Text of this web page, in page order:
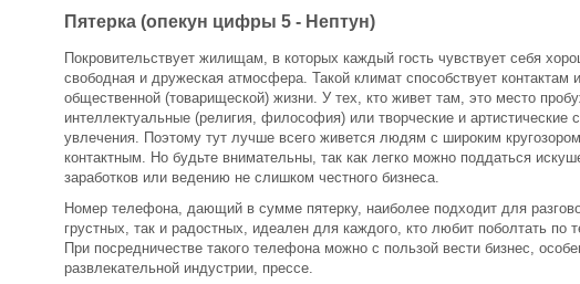
Пятерка (опекун цифры 5 - Нептун)
Покровительствует жилищам, в которых каждый гость чувствует себя
свободная и дружеская атмосфера. Такой климат способствует контактам
общественной (товарищеской) жизни. У тех, кто живет там, это место
интеллектуальные (религия, философия) или творческие и артистические
увлечения. Поэтому тут лучше всего живется людям с широким
контактным. Но будьте внимательны, так как легко можно поддаться
заработков или ведению не слишком честного бизнеса.
Номер телефона, дающий в сумме пятерку, наиболее подходит для
грустных, так и радостных, идеален для каждого, кто любит поболтать по
При посредничестве такого телефона можно с пользой вести бизнес,
развлекательной индустрии, прессе.